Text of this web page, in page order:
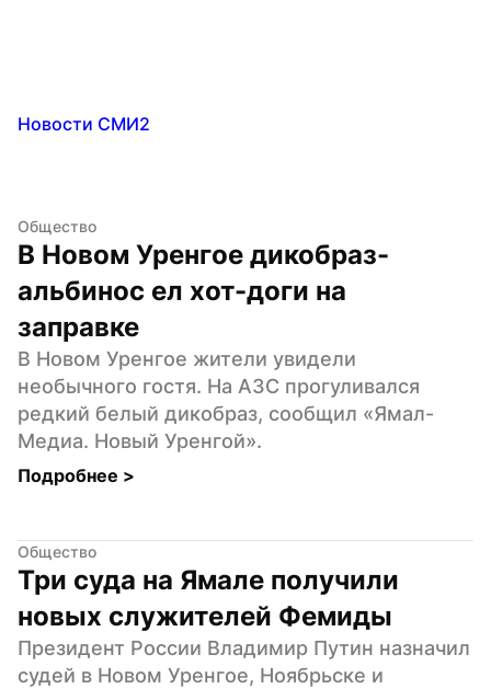
Новости СМИ2
Общество
В Новом Уренгое дикобраз-
альбинос ел хот-доги на
заправке
В Новом Уренгое жители увидели
необычного гостя. На АЗС прогуливался
редкий белый дикобраз, сообщил «Ямал-
Медиа. Новый Уренгой».
Подробнее >
Общество
Три суда на Ямале получили
новых служителей Фемиды
Президент России Владимир Путин назначил
судей в Новом Уренгое, Ноябрьске и